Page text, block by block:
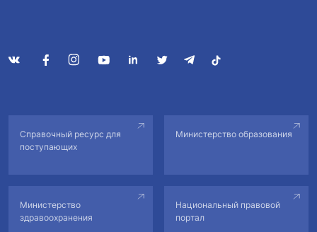
Справочный ресурс для
поступающих
Министерство образования
Министерство
здравоохранения
Национальный правовой
портал